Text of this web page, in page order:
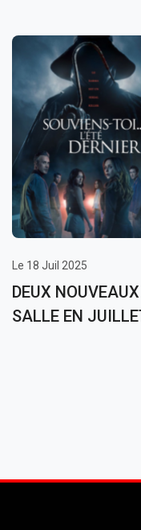
Le 18 Juil 2025
DEUX
SALLE EN